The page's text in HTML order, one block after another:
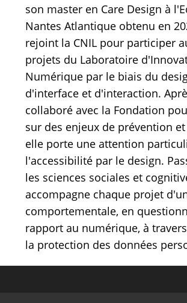
son master en Care Design à
Nantes Atlantique obtenu en
rejoint la CNIL pour participer
projets du Laboratoire
Numérique par le biais du
d'interface et d'interaction.
collaboré avec la Fondation
sur des enjeux de prévention
elle porte une attention
l'accessibilité par le design.
les sciences sociales et
accompagne chaque projet
comportementale, en
rapport au numérique, à
la protection des données